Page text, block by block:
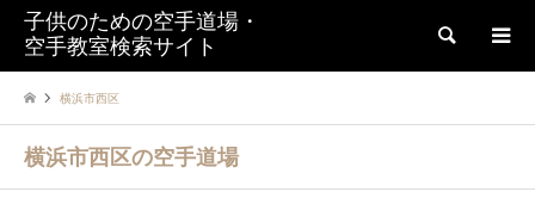
子供のための空手道場・
空手教室検索サイト
検索
横浜市西区
横浜市西区の空手道場